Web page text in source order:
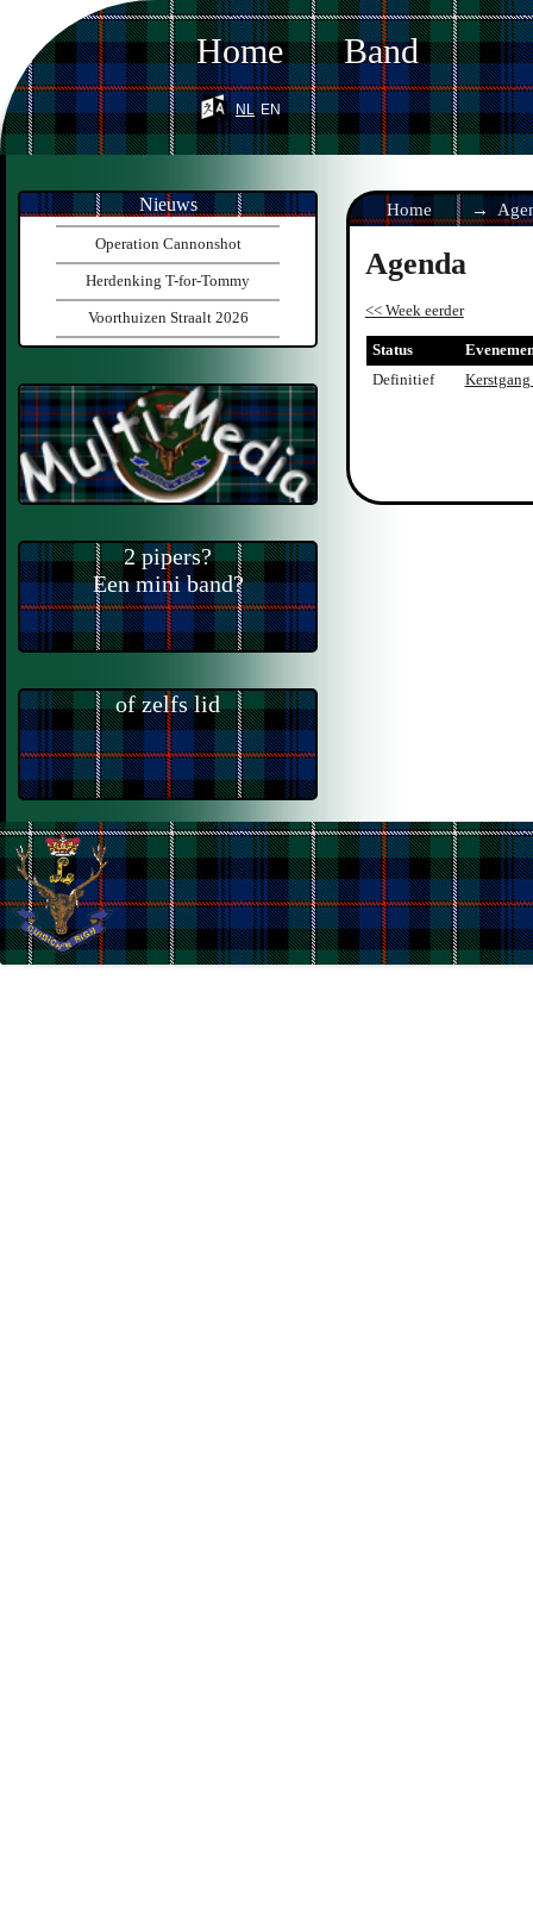
Home Band
nl en
Home
Agenda
<< Week eerder
Status
Definitief
Nieuws
Operation Cannonshot
Herdenking T-for-Tommy
Voorthuizen Straalt 2026
2 pipers?
Een mini band?
of zelfs lid